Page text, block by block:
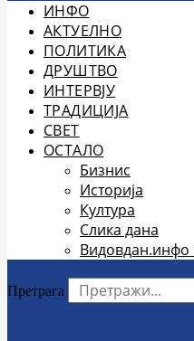
ИНФО
АКТУЕЛНО
ПОЛИТИКА
ДРУШТВО
ИНТЕРВЈУ
ТРАДИЦИЈА
СВЕТ
ОСТАЛО
Бизнис
Историја
Култура
Слика дана
Видовдан.инфо
Претрага